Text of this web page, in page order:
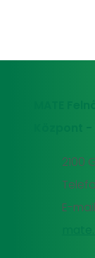
MATE
Központ
2100
E-